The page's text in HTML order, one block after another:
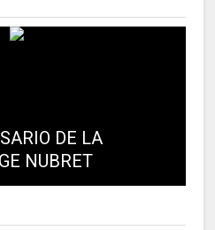
DE LA
NUBRET